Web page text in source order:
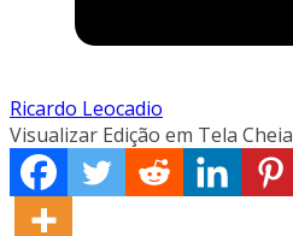
Ricardo Leocadio
Visualizar Edição em Tela Cheia